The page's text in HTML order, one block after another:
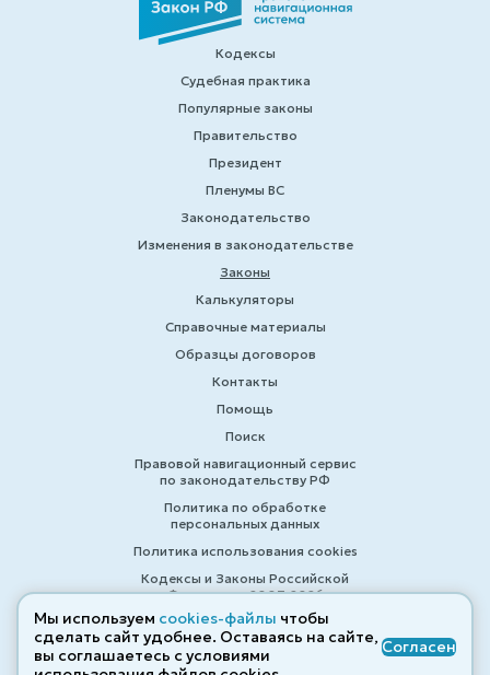
Кодексы
Судебная практика
Популярные законы
Правительство
Президент
Пленумы ВС
Законодательство
Изменения в законодательстве
Законы
Калькуляторы
Справочные материалы
Образцы договоров
Контакты
Помощь
Поиск
Правовой навигационный сервис
по законодательству РФ
Политика по обработке
персональных данных
Политика использования cookies
Кодексы и Законы Российской
Федерации 2007-2026
© ZAKONRF.INFO
Мы используем cookies-файлы чтобы
сделать сайт удобнее. Оставаясь на сайте,
вы соглашаетесь с условиями
Согласен